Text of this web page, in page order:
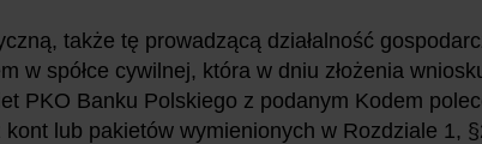
także tę prowadzącą działalność
w spółce cywilnej, która w dniu złożenia
PKO Banku Polskiego z podanym Kodem
kont lub pakietów wymienionych w Rozdziale 1,